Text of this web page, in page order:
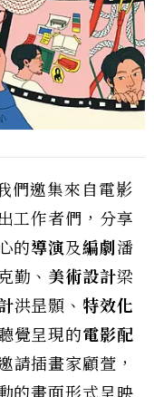
們邀集來自電影
工作者們，分享
的導演及編劇 潘
勤、 美術設計梁
洪昰顥、 特效化
覺呈現的電影配
請插畫家顧萱，